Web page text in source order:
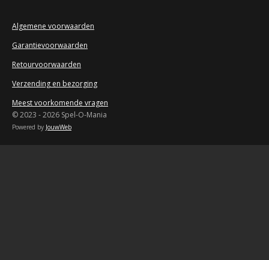
r
n
Algemene voorwaarden
Garantievoorwaarden
Retourvoorwaarden
Verzending en bezorging
Meest voorkomende vragen
© 2023 - 2026 Spel-O-Mania
Powered by JouwWeb